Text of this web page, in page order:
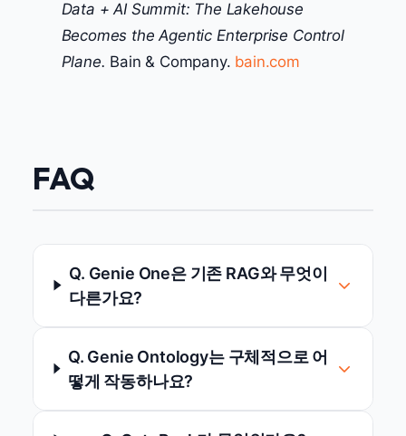
Data + AI Summit: The Lakehouse
Becomes the Agentic Enterprise Control
Plane. Bain & Company. bain.com
FAQ
Q. Genie One은 기존 RAG와 무엇이
다른가요?
Q. Genie Ontology는 구체적으로 어
떻게 작동하나요?